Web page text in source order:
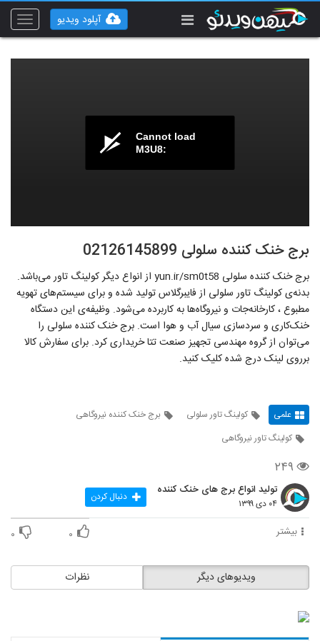
Toggle
آپلود ویدیو
Cannot load
M3U8:
برج خنک کننده سلولی 02126145899
برج خنک کننده سلولی yun.ir/sm0t58 از انواع دیگر کولینگ تاور می‌باشد.
بدنه‌ی کولینگ تاور سلولی از فایبرگلاس تولید شده و برای سیستم‌های تهویه
مطبوع ، کارخانه‌جات و نیروگاه‌ها به کاربرده می‌شود. وظیفه‌ی این دستگاه
خنک‌کاری و سردسازی سیال آب و هوا است. برج خنک کننده سلولی را
می‌توان از گروه مهندسی تجهیز صنعت تتا خریداری کرد. برای سفارش کالا
برروی لینک درج شده کلیک کنید.
علمی کولینگ تاور سلولی
برج خنک کننده نیروگاهی
کولینگ تاور نیروگاهی
۲۴۹
تولید انواع برج های خنک کننده
۰۴ دی ۱۳۹۹ دنبال کردن
بیشتر ۰ ۰
نظرات ویدیوهای دیگر